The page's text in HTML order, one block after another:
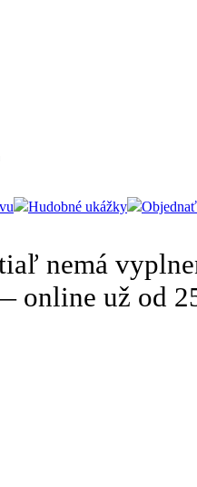
Hudobné ukážky Objednať
nemá
už od